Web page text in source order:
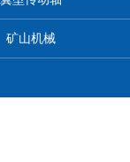
矿山机械